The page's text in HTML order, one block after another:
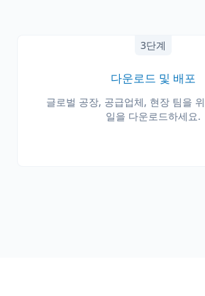
3단계
다운로드 및 배포
글로벌 공장, 공급업체, 현장 팀을
일을 다운로드하세요.